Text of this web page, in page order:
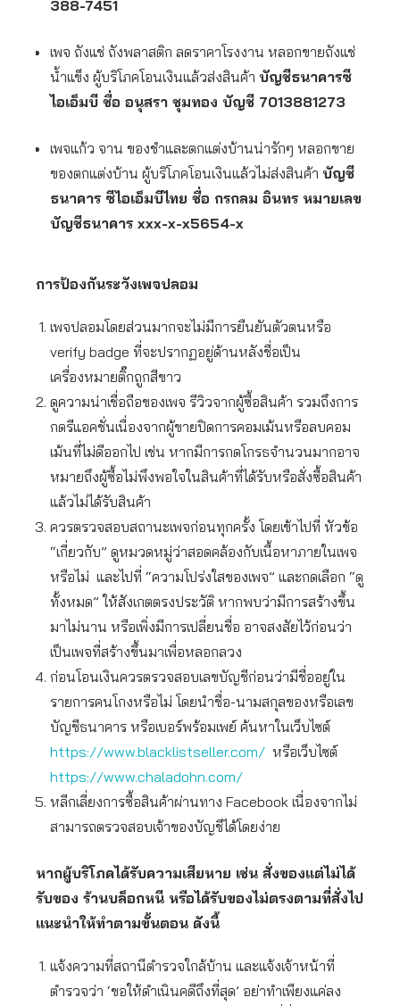
388-7451
เพจ ถังแช่ ถังพลาสติก ลดราคาโรงงาน หลอกขายถังแช่
น้ำแข็ง ผู้บริโภคโอนเงินแล้วส่งสินค้า บัญชีธนาคารซี
ไอเอ็มบี ชื่อ อนุสรา ชุมทอง บัญชี 7013881273
เพจแก้ว จาน ของชำและตกแต่งบ้านน่ารักๆ หลอกขาย
ของตกแต่งบ้าน ผู้บริโภคโอนเงินแล้วไม่ส่งสินค้า บัญชี
ธนาคาร ซีไอเอ็มบีไทย ชื่อ กรกลม อินทร หมายเลข
บัญชีธนาคาร xxx-x-x5654-x
การป้องกันระวังเพจปลอม
เพจปลอมโดยส่วนมากจะไม่มีการยืนยันตัวตนหรือ
verify badge ที่จะปรากฏอยู่ด้านหลังชื่อเป็น
เครื่องหมายติ๊กถูกสีขาว
ดูความน่าเชื่อถือของเพจ รีวิวจากผู้ซื้อสินค้า รวมถึงการ
กดรีแอคชั่นเนื่องจากผู้ขายปิดการคอมเม้นหรือลบคอม
เม้นที่ไม่ดีออกไป เช่น หากมีการกดโกรธจำนวนมากอาจ
หมายถึงผู้ซื้อไม่พึงพอใจในสินค้าที่ได้รับหรือสั่งซื้อสินค้า
แล้วไม่ได้รับสินค้า
ควรตรวจสอบสถานะเพจก่อนทุกครั้ง โดยเข้าไปที่ หัวข้อ
“เกี่ยวกับ” ดูหมวดหมู่ว่าสอดคล้องกับเนื้อหาภายในเพจ
หรือไม่ และไปที่ “ความโปร่งใสของเพจ” และกดเลือก “ดู
ทั้งหมด” ให้สังเกตตรงประวัติ หากพบว่ามีการสร้างขึ้น
มาไม่นาน หรือเพิ่งมีการเปลี่ยนชื่อ อาจสงสัยไว้ก่อนว่า
เป็นเพจที่สร้างขึ้นมาเพื่อหลอกลวง
ก่อนโอนเงินควรตรวจสอบเลขบัญชีก่อนว่ามีชื่ออยู่ใน
รายการคนโกงหรือไม่ โดยนำชื่อ-นามสกุลของหรือเลข
บัญชีธนาคาร หรือเบอร์พร้อมเพย์ ค้นหาในเว็บไซต์
https://www.blacklistseller.com/ หรือเว็บไซต์
https://www.chaladohn.com/
หลีกเลี่ยงการซื้อสินค้าผ่านทาง Facebook เนื่องจากไม่
สามารถตรวจสอบเจ้าของบัญชีได้โดยง่าย
หากผู้บริโภคได้รับความเสียหาย เช่น สั่งของแต่ไม่ได้
รับของ ร้านบล็อกหนี หรือได้รับของไม่ตรงตามที่สั่งไป
แนะนำให้ทำตามขั้นตอน ดังนี้
แจ้งความที่สถานีตำรวจใกล้บ้าน และแจ้งเจ้าหน้าที่
ตำรวจว่า ‘ขอให้ดำเนินคดีถึงที่สุด’ อย่าทำเพียงแค่ลง